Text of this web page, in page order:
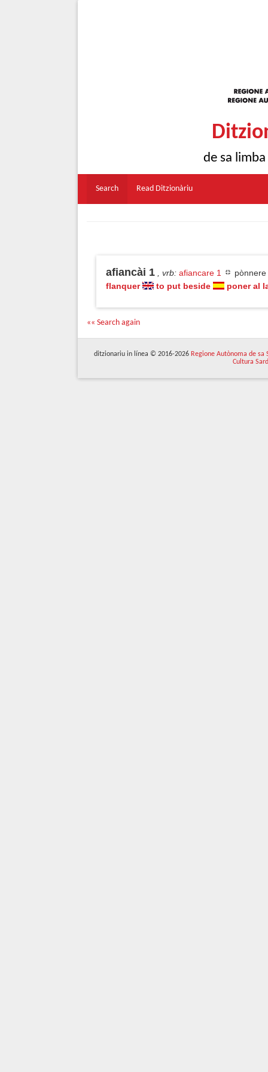
de sa
Search Read Ditzionàriu
afiancài 1 , vrb: afiancare 1
flanquer
to put beside poner al
«« Search again
ditzionariu in línea © 2016-2026 Regione Autònoma de sa
Cultura